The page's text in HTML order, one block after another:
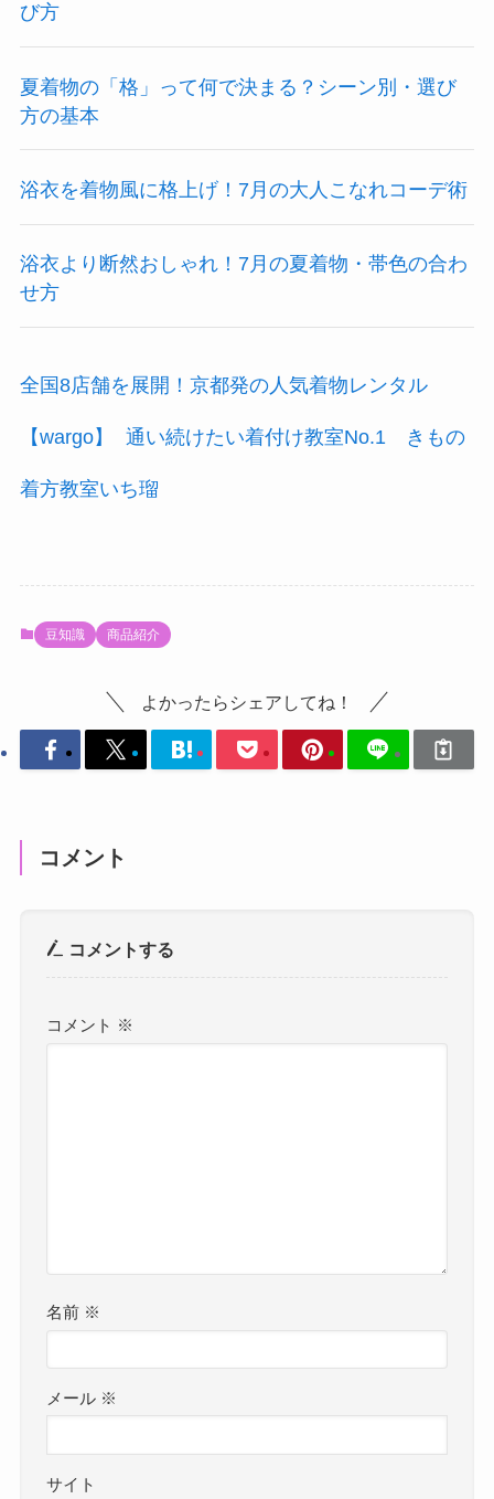
び方
夏着物の「格」って何で決まる？シーン別・選び
方の基本
浴衣を着物風に格上げ！7月の大人こなれコーデ術
浴衣より断然おしゃれ！7月の夏着物・帯色の合わ
せ方
全国8店舗を展開！京都発の人気着物レンタル
【wargo】 通い続けたい着付け教室No.1 きもの
着方教室いち瑠
豆知識 商品紹介
よかったらシェアしてね！
コメント
コメントする
コメント ※
名前 ※
メール ※
サイト